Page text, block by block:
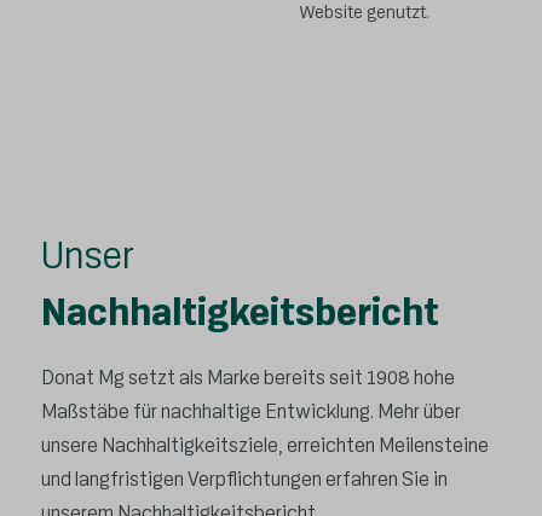
Website genutzt.
Unser
Nachhaltigkeitsbericht
Donat Mg setzt als Marke bereits seit 1908 hohe
Maßstäbe für nachhaltige Entwicklung. Mehr über
unsere Nachhaltigkeitsziele, erreichten Meilensteine
und langfristigen Verpflichtungen erfahren Sie in